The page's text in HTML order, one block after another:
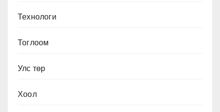
Технологи
Тоглоом
Улс төр
Хоол